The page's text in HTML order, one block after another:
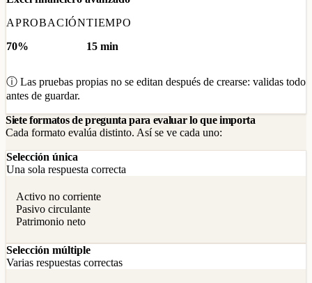
APROBACIÓN
70%
TIEMPO
15 min
ⓘ Las pruebas propias no se editan después de crearse: validas todo
antes de guardar.
Siete formatos de pregunta para evaluar lo que importa
Cada formato evalúa distinto. Así se ve cada uno:
Selección única
Una sola respuesta correcta
Activo no corriente
Pasivo circulante
Patrimonio neto
Selección múltiple
Varias respuestas correctas